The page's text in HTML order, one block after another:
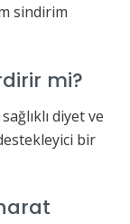
sindirim
mi?
diyet ve
bir